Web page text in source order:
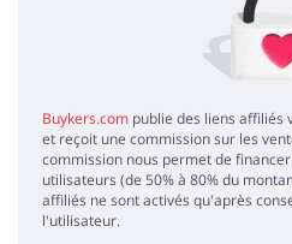
Buykers.com publie des liens affiliés
et reçoit une commission sur les
commission nous permet de
utilisateurs (de 50% à 80% du
affiliés ne sont activés qu'après
l'utilisateur.